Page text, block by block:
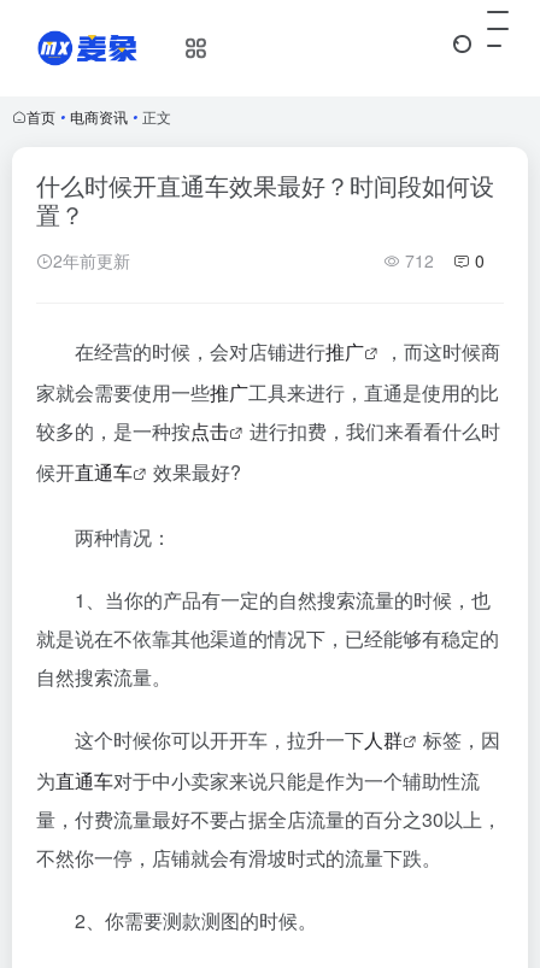
首页 • 电商资讯 • 正文
什么时候开直通车效果最好？时间段如何设
置？
2年前更新 712 0
在经营的时候，会对店铺进行推广
，而这时候商
家就会需要使用一些推广工具来进行，直通是使用的比
较多的，是一种按点击
进行扣费，我们来看看什么时
候开直通车 效果最好?
两种情况：
1、当你的产品有一定的自然搜索流量的时候，也
就是说在不依靠其他渠道的情况下，已经能够有稳定的
自然搜索流量。
这个时候你可以开开车，拉升一下人群
标签，因
为直通车对于中小卖家来说只能是作为一个辅助性流
量，付费流量最好不要占据全店流量的百分之30以上，
不然你一停，店铺就会有滑坡时式的流量下跌。
2、你需要测款测图的时候。